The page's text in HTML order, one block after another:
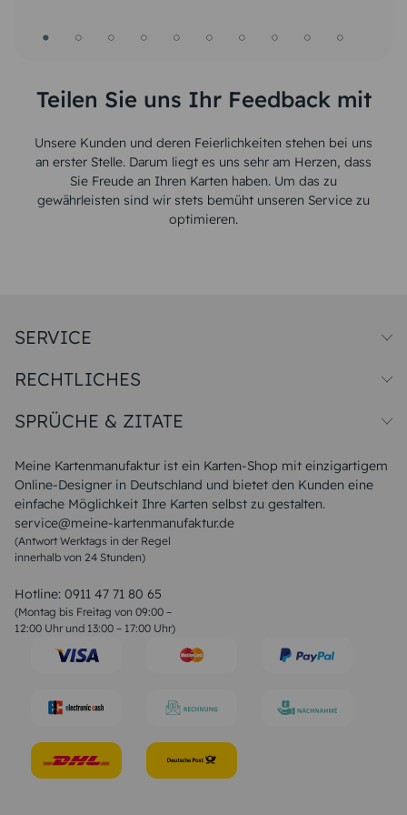
Teilen Sie uns Ihr Feedback mit
Unsere Kunden und deren Feierlichkeiten stehen bei uns
an erster Stelle. Darum liegt es uns sehr am Herzen, dass
Sie Freude an Ihren Karten haben. Um das zu
gewährleisten sind wir stets bemüht unseren Service zu
optimieren.
Meine Kartenmanufaktur ist ein Karten-Shop mit einzigartigem
Online-Designer in Deutschland und bietet den Kunden eine
einfache Möglichkeit Ihre Karten selbst zu gestalten.
service@meine-kartenmanufaktur.de
(Antwort Werktags in der Regel
innerhalb von 24 Stunden)
Hotline: 0911 47 71 80 65
(Montag bis Freitag von 09:00 –
12:00 Uhr und 13:00 – 17:00 Uhr)
SERVICE
Papiersorten
Unsere Produktion
Magazin
FAQ
RECHTLICHES
Widerrufsbelehrung
SPRÜCHE & ZITATE
Liebeskummer Sprüche
Sommer Sprüche
Muttertagssprüche
Sprüche zur Hochzeit
Sprüche zur Konfirmation & Kommunion
Weihnachtsgedichte
Liebessprüche
Geburtstagssprüche
Trauersprüche
Konfirmation Glückwünsche